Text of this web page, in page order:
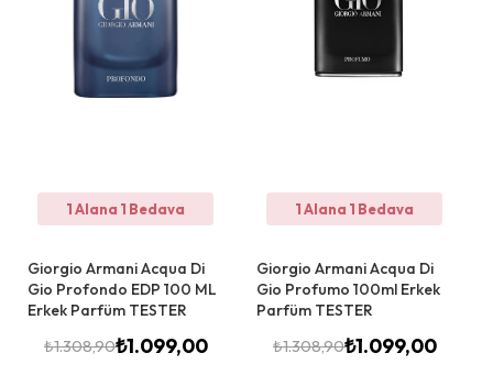
1 Alana 1 Bedava
Giorgio Armani Acqua Di
Gio Profondo EDP 100 ML
Erkek Parfüm TESTER
₺1.308,90₺1.099,00
1 Alana 1 Bedava
Giorgio Armani Acqua Di
Gio Profumo 100ml Erkek
Parfüm TESTER
₺1.308,90₺1.099,00